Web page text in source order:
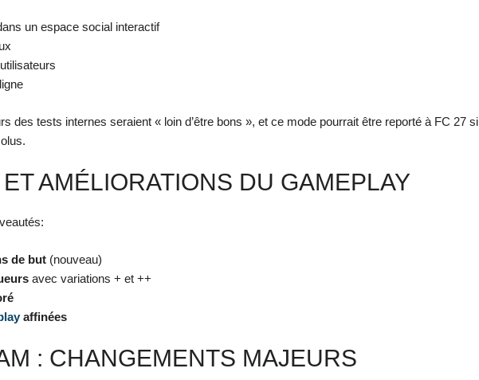
un espace social interactif
des tests internes seraient « loin d’être bons », et ce mode pourrait être reporté à FC 27 si
AMÉLIORATIONS DU GAMEPLAY
de but (nouveau)
avec variations + et ++
affinées
: CHANGEMENTS MAJEURS